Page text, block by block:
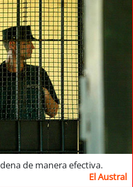
de manera efectiva.
El Austral